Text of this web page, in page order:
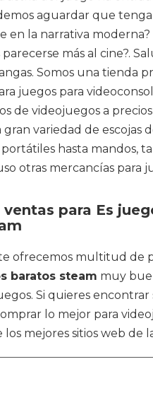
aguardar que
en la narrativa
más al cine?.
Somos una tienda
juegos para
de videojuegos a precios
variedad de escojas
hasta mandos,
otras mercancías para
para Es
ofrecemos multitud de
baratos steam muy
Si quieres encontrar
lo mejor para
los mejores sitios web de